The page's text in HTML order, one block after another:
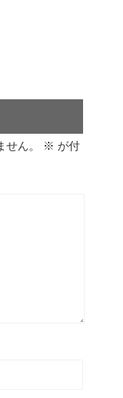
ん。 ※ が付